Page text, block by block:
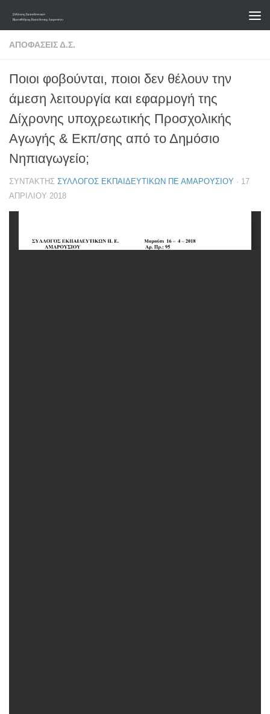
Skip to content
ΑΠΟΦΆΣΕΙΣ Δ.Σ.
Ποιοι φοβούνται, ποιοι δεν θέλουν την
άμεση λειτουργία και εφαρμογή της
Δίχρονης υποχρεωτικής Προσχολικής
Αγωγής & Εκπ/σης από το Δημόσιο
Νηπιαγωγείο;
ΣΥΝΤΆΚΤΗΣ ΣΎΛΛΟΓΟΣ ΕΚΠΑΙΔΕΥΤΙΚΏΝ ΠΕ ΑΜΑΡΟΥΣΊΟΥ · 17
ΑΠΡΙΛΊΟΥ 2018